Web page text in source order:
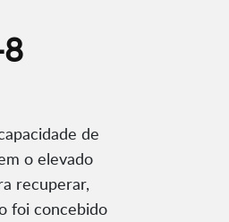
de
o elevado
recuperar,
foi concebido